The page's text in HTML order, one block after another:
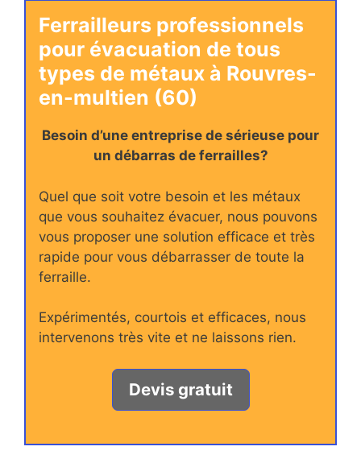
Ferrailleurs professionnels
pour évacuation de tous
types de métaux à Rouvres-
en-multien (60)
Besoin d’une entreprise de sérieuse pour
un débarras de ferrailles?
Quel que soit votre besoin et les métaux
que vous souhaitez évacuer, nous pouvons
vous proposer une solution efficace et très
rapide pour vous débarrasser de toute la
ferraille.
Expérimentés, courtois et efficaces, nous
intervenons très vite et ne laissons rien.
Devis gratuit